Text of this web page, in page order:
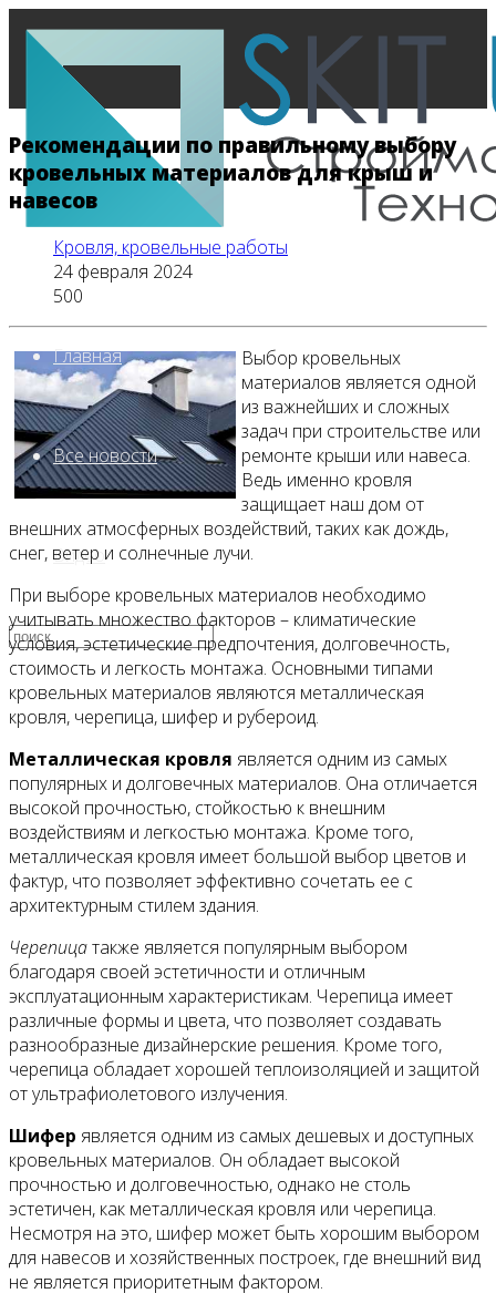
Главная
Все новости
Видео
Рекомендации по правильному выбору
кровельных материалов для крыш и
навесов
Кровля, кровельные работы
24 февраля 2024
500
Выбор кровельных
материалов является одной
из важнейших и сложных
задач при строительстве или
ремонте крыши или навеса.
Ведь именно кровля
защищает наш дом от
внешних атмосферных воздействий, таких как дождь,
снег, ветер и солнечные лучи.
При выборе кровельных материалов необходимо
учитывать множество факторов – климатические
условия, эстетические предпочтения, долговечность,
стоимость и легкость монтажа. Основными типами
кровельных материалов являются металлическая
кровля, черепица, шифер и рубероид.
Металлическая кровля является одним из самых
популярных и долговечных материалов. Она отличается
высокой прочностью, стойкостью к внешним
воздействиям и легкостью монтажа. Кроме того,
металлическая кровля имеет большой выбор цветов и
фактур, что позволяет эффективно сочетать ее с
архитектурным стилем здания.
Черепицатакже является популярным выбором
благодаря своей эстетичности и отличным
эксплуатационным характеристикам. Черепица имеет
различные формы и цвета, что позволяет создавать
разнообразные дизайнерские решения. Кроме того,
черепица обладает хорошей теплоизоляцией и защитой
от ультрафиолетового излучения.
Шифер является одним из самых дешевых и доступных
кровельных материалов. Он обладает высокой
прочностью и долговечностью, однако не столь
эстетичен, как металлическая кровля или черепица.
Несмотря на это, шифер может быть хорошим выбором
для навесов и хозяйственных построек, где внешний вид
не является приоритетным фактором.